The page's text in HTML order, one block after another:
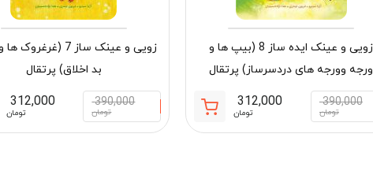
زویی و عینک ایده ساز 8 (بیپ ها و
ورجه وورجه های دردسرساز) پرتقال
390,000
تومان
اصلی:
312,000
تومان
فعلی:
زویی و عینک ساز 7
بد اخلاق) پرتقال
390,000
تومان
312,000
تومان